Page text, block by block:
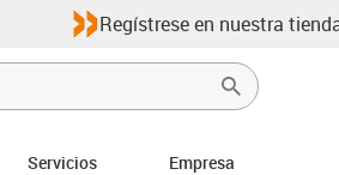
Regístrese en nuestra
Servicios Empresa